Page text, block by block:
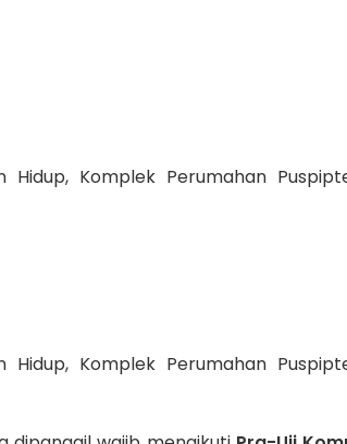
Hidup, Komplek Perumahan
Hidup, Komplek Perumahan